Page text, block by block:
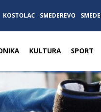
KOSTOLAC SMEDEREVO
KULTURA SPORT